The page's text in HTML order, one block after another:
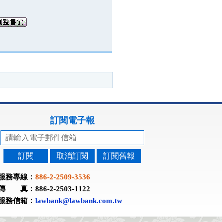
訂閱電子報
訂閱 取消訂閱 訂閱舊報
務專線： 886-2-2509-3536
真：886-2-2503-1122
務信箱： lawbank@lawbank.com.tw